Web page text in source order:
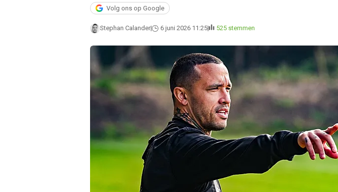
Volg ons op Google
Stephan Calander 6 juni 2026 11:25 525 stemmen